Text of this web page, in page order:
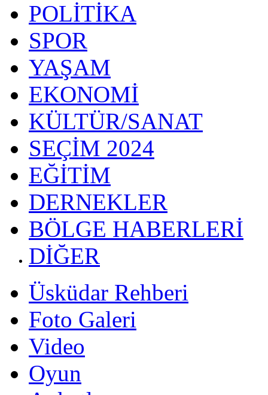
POLİTİKA
SPOR
YAŞAM
EKONOMİ
KÜLTÜR/SANAT
SEÇİM 2024
EĞİTİM
DERNEKLER
BÖLGE HABERLERİ
DİĞER
Üsküdar Rehberi
Foto Galeri
Video
Oyun